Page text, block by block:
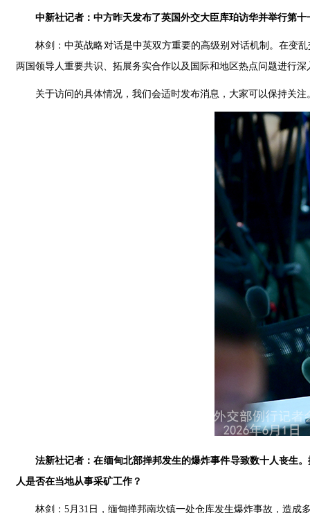
中新社记者：中方昨天发布了英国外交大臣库珀访华并举行第
林剑：中英战略对话是中英双方重要的高级别对话机制。在变
两国领导人重要共识、拓展务实合作以及国际和地区热点问题进行
关于访问的具体情况，我们会适时发布消息，大家可以保持关注
法新社记者：在缅甸北部掸邦发生的爆炸事件导致数十人丧生
人是否在当地从事采矿工作？
林剑：5月31日，缅甸掸邦南坎镇一处仓库发生爆炸事故，造